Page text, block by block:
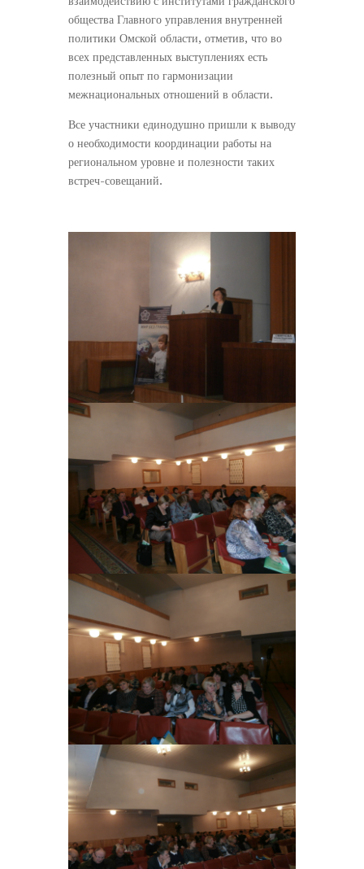
общества Главного управления внутренней
политики Омской области, отметив, что во
всех представленных выступлениях есть
полезный опыт по гармонизации
межнациональных отношений в области.
Все участники единодушно пришли к выводу
о необходимости координации работы на
региональном уровне и полезности таких
встреч-совещаний.